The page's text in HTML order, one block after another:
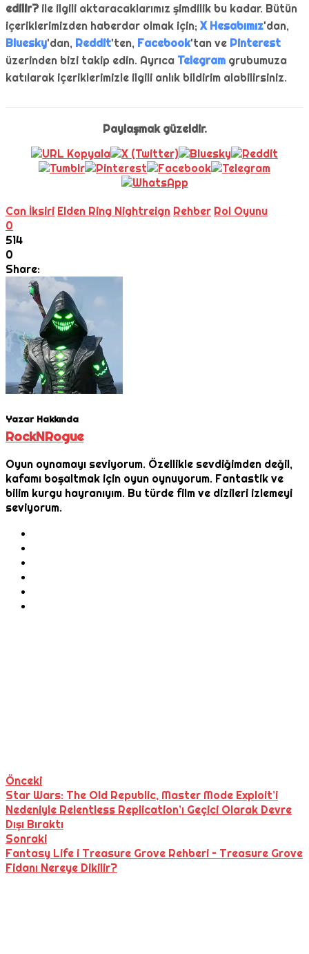
edilir? ile ilgili aktaracaklarımız şimdilik bu kadar. Bütün
içeriklerimizden haberdar olmak için; X Hesabımız'dan,
Bluesky'dan, Reddit'ten, Facebook'tan ve Pinterest
üzerinden bizi takip edin. Ayrıca Telegram grubumuza
katılarak içeriklerimizle ilgili anlık bildirim alabilirsiniz.
Paylaşmak güzeldir.
Can İksiri Elden Ring Nightreign Rehber Rol Oyunu
0
514
0
Share:
Yazar Hakkında
RockNRogue
Oyun oynamayı seviyorum. Özellikle sevdiğimden değil,
kafamı boşaltmak için oyun oynuyorum. Fantastik ve
bilim kurgu hayranıyım. Bu türde film ve dizileri izlemeyi
seviyorum.
Önceki
Star Wars: The Old Republic, Master Mode Exploit’i
Nedeniyle Relentless Replication’ı Geçici Olarak Devre
Dışı Bıraktı
Sonraki
Fantasy Life i Treasure Grove Rehberi – Treasure Grove
Fidanı Nereye Dikilir?